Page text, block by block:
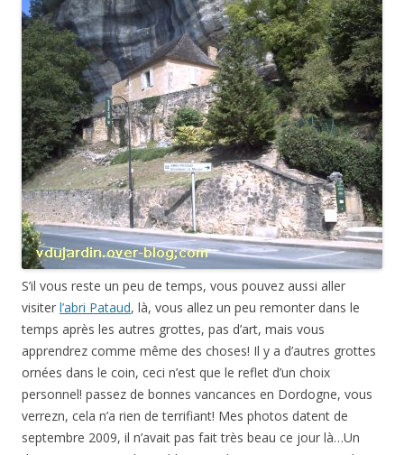
S’il vous reste un peu de temps, vous pouvez aussi aller
visiter l’abri Pataud, là, vous allez un peu remonter dans le
temps après les autres grottes, pas d’art, mais vous
apprendrez comme même des choses! Il y a d’autres grottes
ornées dans le coin, ceci n’est que le reflet d’un choix
personnel! passez de bonnes vancances en Dordogne, vous
verrezn, cela n’a rien de terrifiant! Mes photos datent de
septembre 2009, il n’avait pas fait très beau ce jour là…Un